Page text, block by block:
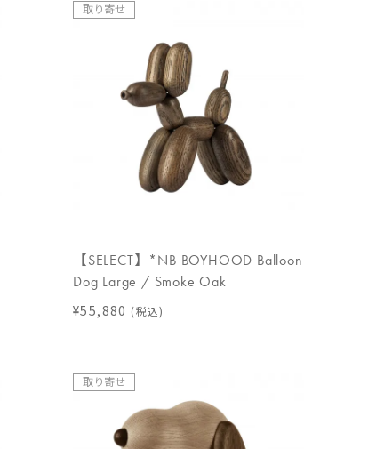
取り寄せ
【SELECT】*NB BOYHOOD Balloon
Dog Large / Smoke Oak
¥55,880 (税込)
取り寄せ